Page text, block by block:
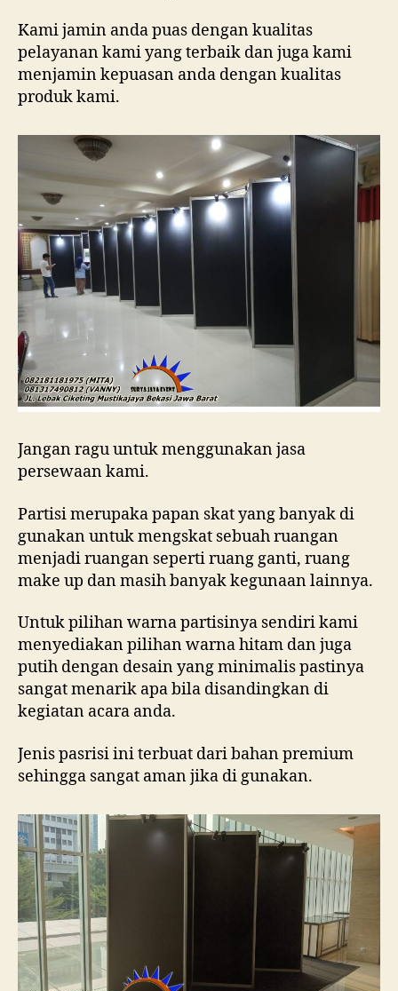
Kami jamin anda puas dengan kualitas
pelayanan kami yang terbaik dan juga kami
menjamin kepuasan anda dengan kualitas
produk kami.
Jangan ragu untuk menggunakan jasa
persewaan kami.
Partisi merupaka papan skat yang banyak di
gunakan untuk mengskat sebuah ruangan
menjadi ruangan seperti ruang ganti, ruang
make up dan masih banyak kegunaan lainnya.
Untuk pilihan warna partisinya sendiri kami
menyediakan pilihan warna hitam dan juga
putih dengan desain yang minimalis pastinya
sangat menarik apa bila disandingkan di
kegiatan acara anda.
Jenis pasrisi ini terbuat dari bahan premium
sehingga sangat aman jika di gunakan.